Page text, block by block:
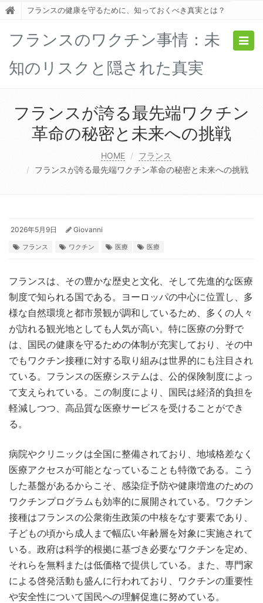
フランスの健康を守るために、知っておくべき真実とは？
フランスのワクチン事情：未
知のリスクと隠された真実
フランスが誇る最先端ワクチン
革命の秘密と未来への挑戦
HOME
フランス
フランスが誇る最先端ワクチン革命の秘密と未来への挑戦
2026年5月9日 Giovanni
フランス ワクチン 医療 医療
フランスは、その豊かな歴史と文化、そして先進的な医療
制度で知られる国である。 ヨーロッパの中心に位置し、多
様な自然環境と都市景観が調和しているため、多くの人々
が訪れる観光地としても人気が高い。特に医療の分野で
は、国民の健康を守るための体制が充実しており、その中
でもワクチン接種に対する取り組みは世界的にも注目され
ている。フランスの医療システムは、公的保険制度によっ
て支えられている。この制度により、国民は経済的負担を
軽減しつつ、高品質な医療サービスを受けることができ
る。
病院やクリニックは全国に整備されており、地域格差なく
医療アクセスが可能となっていることも特徴である。こう
した基盤があるからこそ、感染症予防や健康増進のための
ワクチンプログラムも効率的に展開されている。ワクチン
接種はフランスの公衆衛生政策の中核をなす要素であり、
子どもの頃から成人まで幅広い年齢層を対象に実施されて
いる。政府は科学的根拠に基づき必要なワクチンを定め、
それらを無料または低価格で提供している。また、専門家
による啓発活動も盛んに行われており、ワクチンの重要性
や安全性について国民への理解促進に努めている。